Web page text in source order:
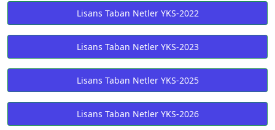
Lisans Taban Netler YKS-2022
Lisans Taban Netler YKS-2023
Lisans Taban Netler YKS-2025
Lisans Taban Netler YKS-2026